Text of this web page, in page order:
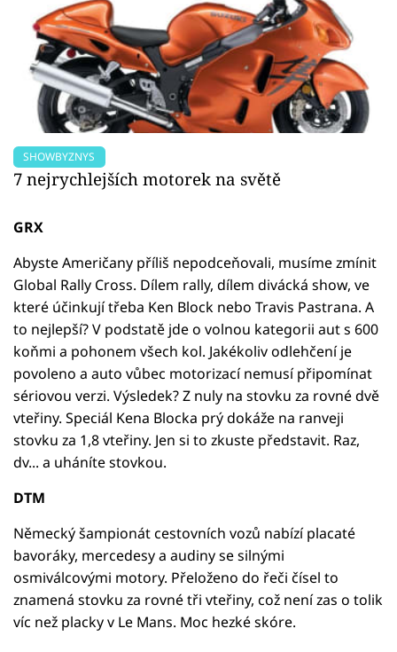
SHOWBYZNYS
7 nejrychlejších motorek na světě
GRX
Abyste Američany příliš nepodceňovali, musíme zmínit
Global Rally Cross. Dílem rally, dílem divácká show, ve
které účinkují třeba Ken Block nebo Travis Pastrana. A
to nejlepší? V podstatě jde o volnou kategorii aut s 600
koňmi a pohonem všech kol. Jakékoliv odlehčení je
povoleno a auto vůbec motorizací nemusí připomínat
sériovou verzi. Výsledek? Z nuly na stovku za rovné dvě
vteřiny. Speciál Kena Blocka prý dokáže na ranveji
stovku za 1,8 vteřiny. Jen si to zkuste představit. Raz,
dv... a uháníte stovkou.
DTM
Německý šampionát cestovních vozů nabízí placaté
bavoráky, mercedesy a audiny se silnými
osmiválcovými motory. Přeloženo do řeči čísel to
znamená stovku za rovné tři vteřiny, což není zas o tolik
víc než placky v Le Mans. Moc hezké skóre.